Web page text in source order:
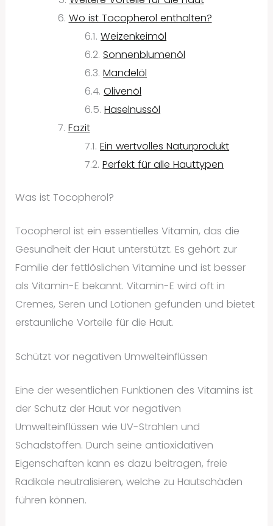
Wo ist Tocopherol enthalten?
Weizenkeimöl
Sonnenblumenöl
Mandelöl
Olivenöl
Haselnussöl
Fazit
Ein wertvolles Naturprodukt
Perfekt für alle Hauttypen
Was ist Tocopherol?
Tocopherol ist ein essentielles Vitamin, das die
Gesundheit der Haut unterstützt. Es gehört zur
Familie der fettlöslichen Vitamine und ist besser
als Vitamin-E bekannt. Vitamin-E wird oft in
Cremes, Seren und Lotionen gefunden und bietet
erstaunliche Vorteile für die Haut.
Schützt vor negativen Umwelteinflüssen
Eine der wesentlichen Funktionen des Vitamins ist
der Schutz der Haut vor negativen
Umwelteinflüssen wie UV-Strahlen und
Schadstoffen. Durch seine antioxidativen
Eigenschaften kann es dazu beitragen, freie
Radikale neutralisieren, welche zu Hautschäden
führen können.